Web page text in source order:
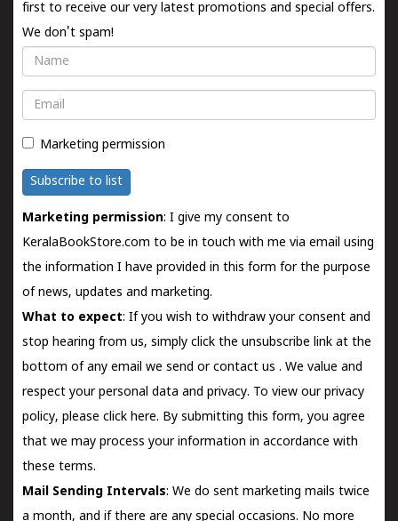
first to receive our very latest promotions and special offers.
We don't spam!
Name
Email
Marketing permission
Subscribe to list
Marketing permission: I give my consent to
KeralaBookStore.com to be in touch with me via email using
the information I have provided in this form for the purpose
of news, updates and marketing.
What to expect: If you wish to withdraw your consent and
stop hearing from us, simply click the unsubscribe link at the
bottom of any email we send orcontact us . We value and
respect your personal data and privacy. To view our privacy
policy, please click here. By submitting this form, you agree
that we may process your information in accordance with
these terms.
Mail Sending Intervals: We do sent marketing mails twice
a month, and if there are any special occasions. No more